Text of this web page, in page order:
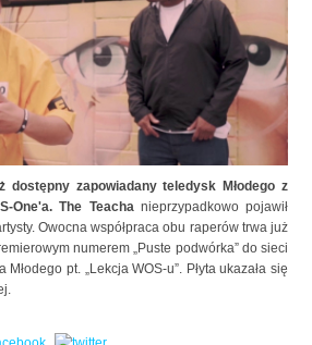
dostępny zapowiadany teledysk Młodego z
One'a. The Teachanieprzypadkowo pojawił
Owocna współpraca obu raperów trwa już
numerem „Puste podwórka” do sieci
Młodego pt. „Lekcja WOS-u”. Płyta ukazała się